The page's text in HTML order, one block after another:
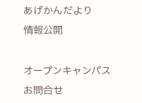
あげかんだより
情報公開
オープンキャンパス
お問合せ